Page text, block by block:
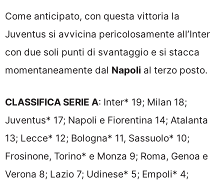
Come anticipato, con questa vittoria la
Juventus si avvicina pericolosamente all’Inter
con due soli punti di svantaggio e si stacca
momentaneamente dal Napoli al terzo posto.
CLASSIFICA SERIE A: Inter* 19; Milan 18;
Juventus* 17; Napoli e Fiorentina 14; Atalanta
13; Lecce* 12; Bologna* 11, Sassuolo* 10;
Frosinone, Torino* e Monza 9; Roma, Genoa e
Verona 8; Lazio 7; Udinese* 5; Empoli* 4;